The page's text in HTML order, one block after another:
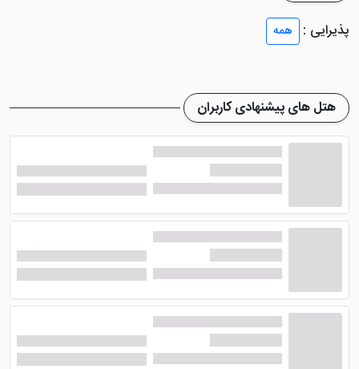
شوند. ضمن اینکه دارای تراس با ویوی روی به باغ هستند که
هتل مگنولیا تفلیس اتاق های خود را به امکاناتی مجهز
تعبیه نموده تا مهمانان در نهایت آرامش، اقامت خود را
سپری کنند. از جمله این امکانات می توان به سیستم تهویه
مطبوع، حمام، سیستم گرمایش و سرمایش، یخچال،
سرویس بهداشتی فرنگی، تلویزیون صفحه تخت با کانال های
ماهواره ای، مبلمان راحتی، پاورسوئیچ، قهوه ساز، آباژور، لوازم
بهداشتی برای هر فرد مجزا و ... اشاره نمود. اقامت در این
اتاق ها، همراه با صبحانه قاره ای ارائه می شود.
امکانات هتل مگنولیا تفلیس
پذیرایی :
همه
هتل های پیشنهادی کاربران